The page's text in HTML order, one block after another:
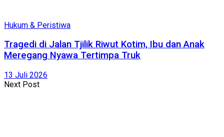
Hukum & Peristiwa
Tragedi di Jalan Tjilik Riwut Kotim, Ibu dan Anak
Meregang Nyawa Tertimpa Truk
13 Juli 2026
Next Post